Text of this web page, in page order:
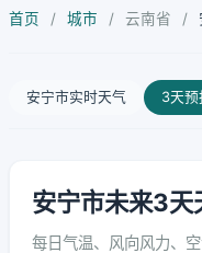
首页 / 城市 / 云南省 /
安宁市实时天气 3天预
安宁市未来3天
每日气温、风向风力、